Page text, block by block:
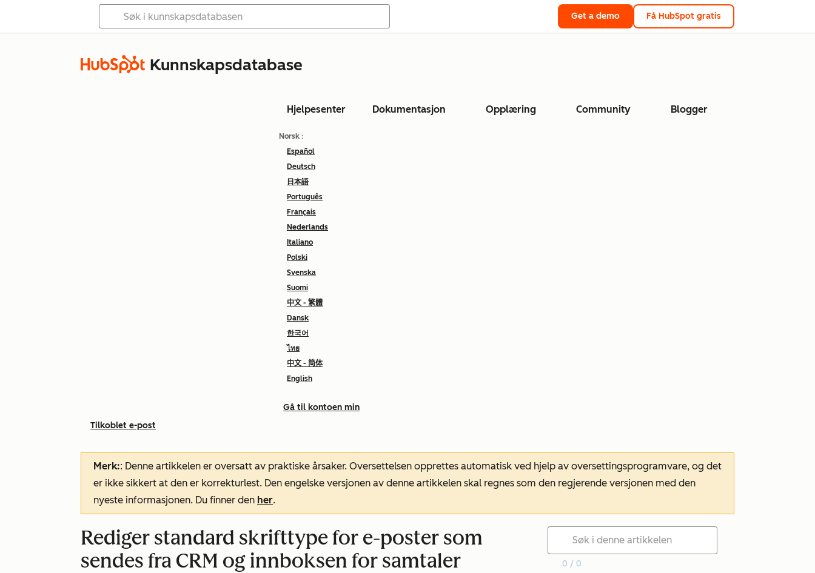
Get a demo Få HubSpot gratis
Kunnskapsdatabase
Hjelpesenter Dokumentasjon Opplæring Community Blogger
Norsk :
Español
Deutsch
日本語
Português
Français
Nederlands
Italiano
Polski
Svenska
Suomi
中文 - 繁體
Dansk
한국어
ไทย
中文 - 简体
English
Gå til kontoen min
Tilkoblet e-post
Merk:: Denne artikkelen er oversatt av praktiske årsaker. Oversettelsen opprettes automatisk ved hjelp av oversettingsprogramvare, og det
er ikke sikkert at den er korrekturlest. Den engelske versjonen av denne artikkelen skal regnes som den regjerende versjonen med den
nyeste informasjonen. Du finner den her.
Rediger standard skrifttype for e-poster som
sendes fra CRM og innboksen for samtaler
0 / 0